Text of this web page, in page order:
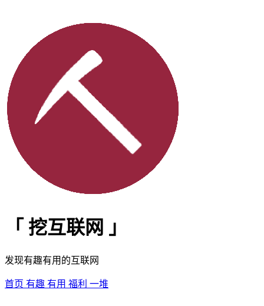
「 挖互联网 」
发现有趣有用的互联网
首页 有趣 有用 福利 一堆